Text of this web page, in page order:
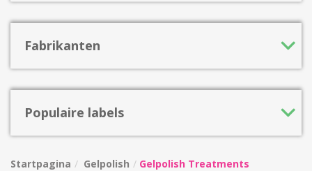
Fabrikanten
Populaire labels
Startpagina Gelpolish Gelpolish Treatments